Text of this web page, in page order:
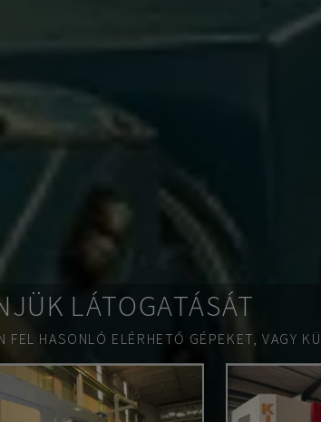
LÁTOGATÁSÁT
FEL HASONLÓ ELÉRHETŐ GÉPEKET, VAGY